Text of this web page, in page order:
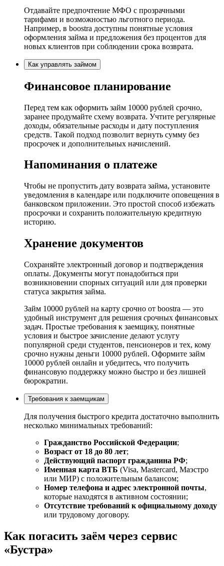
Отдавайте предпочтение МФО с прозрачными
тарифами и возможностью льготного периода.
Например, в boostra доступны понятные условия
оформления займа и предложения без процентов для
новых клиентов при соблюдении срока возврата.
Как управлять займом
Финансовое планирование
Перед тем как оформить займ 10000 рублей срочно,
заранее продумайте схему возврата. Учтите регулярные
доходы, обязательные расходы и дату поступления
средств. Такой подход позволит вернуть сумму без
просрочек и дополнительных начислений.
Напоминания о платеже
Чтобы не пропустить дату возврата займа, установите
уведомления в календаре или подключите оповещения в
банковском приложении. Это простой способ избежать
просрочки и сохранить положительную кредитную
историю.
Хранение документов
Сохраняйте электронный договор и подтверждения
оплаты. Документы могут понадобиться при
возникновении спорных ситуаций или для проверки
статуса закрытия займа.
Займ 10000 рублей на карту срочно от boostra — это
удобный инструмент для решения срочных финансовых
задач. Простые требования к заемщику, понятные
условия и быстрое зачисление делают услугу
популярной среди студентов, пенсионеров и тех, кому
срочно нужны деньги 10000 рублей. Оформите займ
10000 рублей онлайн и убедитесь, что получить
финансовую поддержку можно быстро и без лишней
бюрократии.
Требования к заемщикам
Для получения быстрого кредита достаточно выполнить
несколько минимальных требований:
Гражданство Российской Федерации;
Возраст от 18 до 80 лет;
Действующий паспорт гражданина РФ;
Именная карта ВТБ (Visa, Mastercard, Маэстро
или МИР) с положительным балансом;
Номер телефона и адрес электронной почты,
которые находятся в активном состоянии;
Отсутствие требований к официальному доходу
или трудовому договору.
Как погасить заём через сервис
«Бустра»